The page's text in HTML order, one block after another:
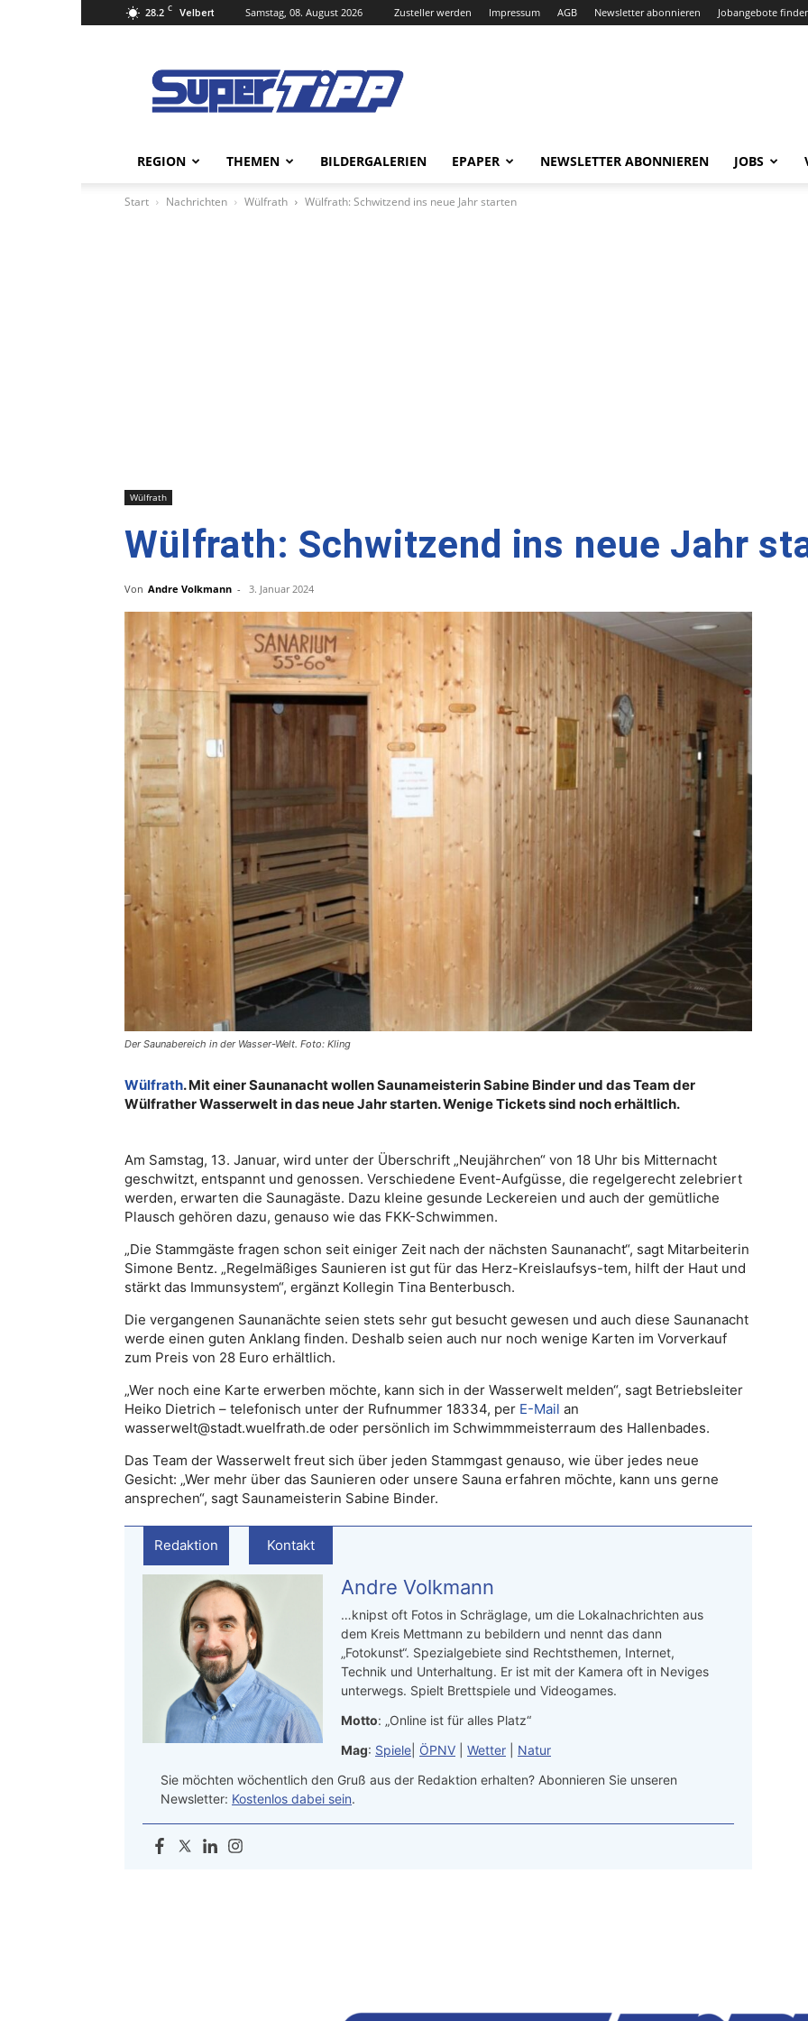
28.2 C Velbert Samstag, 08. August 2026 Zusteller werden Impressum AGB Newsletter abonnieren Jobangebote
Tipp
Online
REGION THEMEN BILDERGALERIEN EPAPER NEWSLETTER ABONNIEREN JOBS
Start Nachrichten Wülfrath Wülfrath: Schwitzend ins neue Jahr starten
Wülfrath
Wülfrath: Schwitzend ins neue Jahr
Von Andre Volkmann - 3. Januar 2024
Der Saunabereich in der Wasser-Welt. Foto: Kling
Wülfrath. Mit einer Saunanacht wollen Saunameisterin Sabine Binder und das Team der
Wülfrather Wasserwelt in das neue Jahr starten. Wenige Tickets sind noch erhältlich.
Am Samstag, 13. Januar, wird unter der Überschrift „Neujährchen“ von 18 Uhr bis Mitternacht
geschwitzt, entspannt und genossen. Verschiedene Event-Aufgüsse, die regelgerecht zelebriert
werden, erwarten die Saunagäste. Dazu kleine gesunde Leckereien und auch der gemütliche
Plausch gehören dazu, genauso wie das FKK-Schwimmen.
„Die Stammgäste fragen schon seit einiger Zeit nach der nächsten Saunanacht“, sagt Mitarbeiterin
Simone Bentz. „Regelmäßiges Saunieren ist gut für das Herz-Kreislaufsys-tem, hilft der Haut und
stärkt das Immunsystem“, ergänzt Kollegin Tina Benterbusch.
Die vergangenen Saunanächte seien stets sehr gut besucht gewesen und auch diese Saunanacht
werde einen guten Anklang finden. Deshalb seien auch nur noch wenige Karten im Vorverkauf
zum Preis von 28 Euro erhältlich.
„Wer noch eine Karte erwerben möchte, kann sich in der Wasserwelt melden“, sagt Betriebsleiter
Heiko Dietrich – telefonisch unter der Rufnummer 18334, per E-Mail an
wasserwelt@stadt.wuelfrath.de oder persönlich im Schwimmmeisterraum des Hallenbades.
Das Team der Wasserwelt freut sich über jeden Stammgast genauso, wie über jedes neue
Gesicht: „Wer mehr über das Saunieren oder unsere Sauna erfahren möchte, kann uns gerne
ansprechen“, sagt Saunameisterin Sabine Binder.
Redaktion Kontakt
Andre Volkmann
…knipst oft Fotos in Schräglage, um die Lokalnachrichten aus
dem Kreis Mettmann zu bebildern und nennt das dann
„Fotokunst“. Spezialgebiete sind Rechtsthemen, Internet,
Technik und Unterhaltung. Er ist mit der Kamera oft in Neviges
unterwegs. Spielt Brettspiele und Videogames.
Motto: „Online ist für alles Platz“
Mag: Spiele ÖPNV Wetter
Natur
Sie möchten wöchentlich den Gruß aus der Redaktion erhalten? Abonnieren Sie unseren
Newsletter: Kostenlos dabei sein.